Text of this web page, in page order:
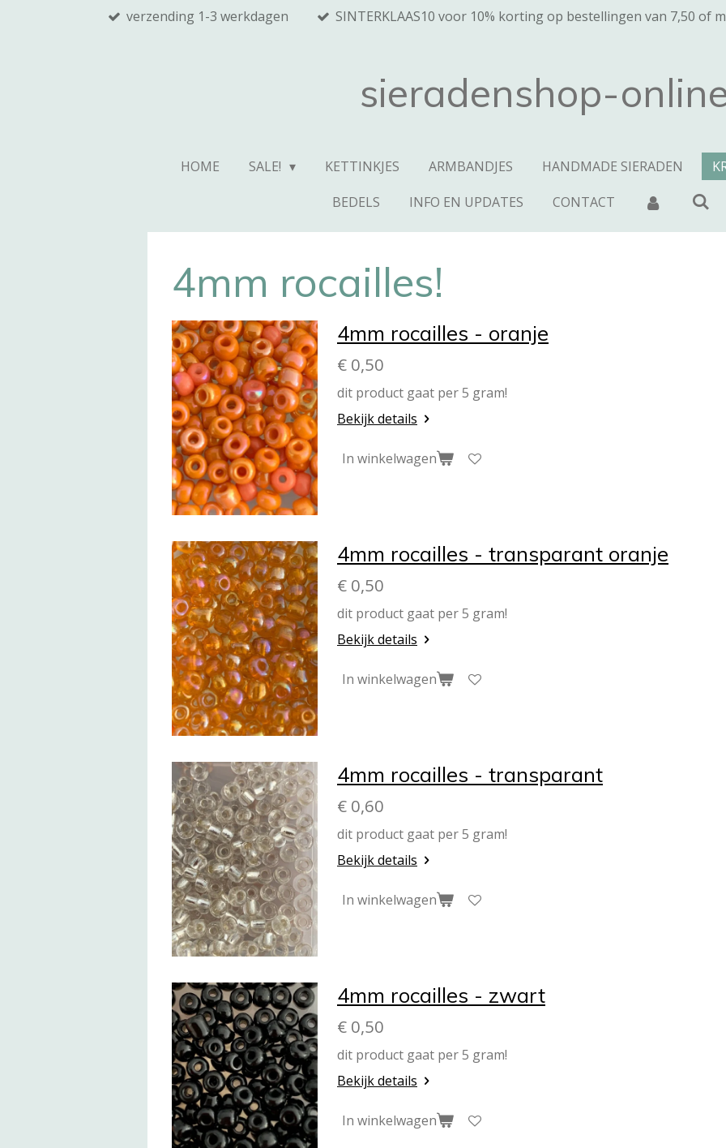
verzending 1-3 werkdagen SINTERKLAAS10 voor 10% korting op bestellingen van 7,50 of
sieradenshop-
HOME SALE! KETTINKJES ARMBANDJES HANDMADE SIERADEN
BEDELS
INFO EN UPDATES CONTACT
4mm rocailles!
4mm rocailles - oranje
€ 0,50
dit product gaat per 5 gram!
Bekijk details
In winkelwagen
4mm rocailles - transparant oranje
€ 0,50
dit product gaat per 5 gram!
Bekijk details
In winkelwagen
4mm rocailles - transparant
€ 0,60
dit product gaat per 5 gram!
Bekijk details
In winkelwagen
4mm rocailles - zwart
€ 0,50
dit product gaat per 5 gram!
Bekijk details
In winkelwagen